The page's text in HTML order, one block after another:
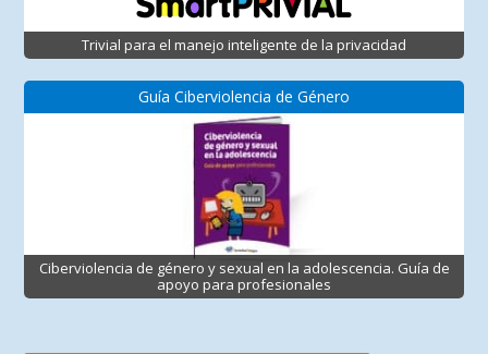
Trivial para el manejo inteligente de la privacidad
Guía Ciberviolencia de Género
Ciberviolencia de género y sexual en la adolescencia. Guía de
apoyo para profesionales